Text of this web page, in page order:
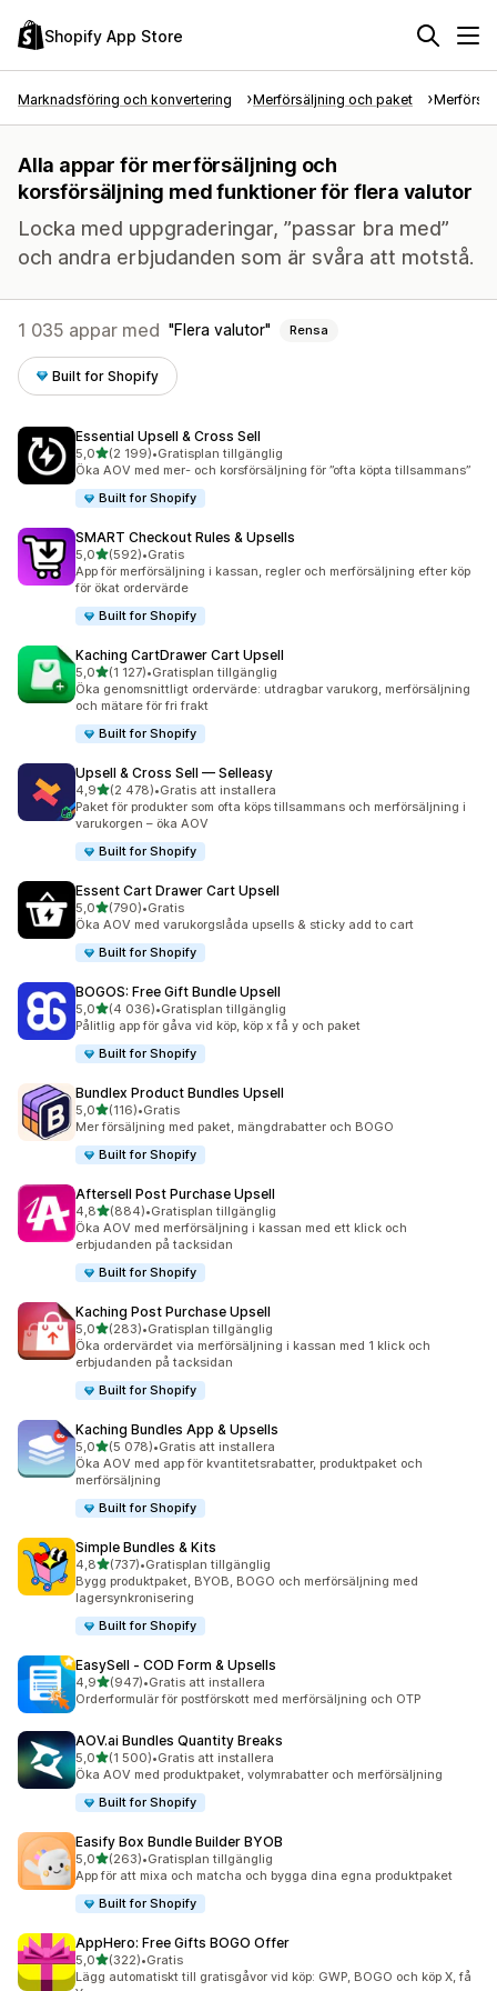
Shopify App Store
Marknadsföring och konvertering Merförsäljning och paket
Alla appar för merförsäljning och
korsförsäljning med funktioner för flera valutor
Locka med uppgraderingar, ”passar bra med”
och andra erbjudanden som är svåra att motstå.
1 035 appar med Flera valutor Rensa
Built for Shopify
Essential Upsell & Cross Sell
5,0av 5 stjärnor
(2 199)
2199 recensioner totalt
•Gratisplan tillgänglig
Öka AOV med mer- och korsförsäljning för ”ofta köpta tillsammans”
Built for Shopify
SMART Checkout Rules & Upsells
5,0av 5 stjärnor
(592)
592 recensioner totalt
•Gratis
App för merförsäljning i kassan, regler och merförsäljning efter köp
för ökat ordervärde
Built for Shopify
Kaching CartDrawer Cart Upsell
5,0av 5 stjärnor
(1 127)
1127 recensioner totalt
•Gratisplan tillgänglig
Öka genomsnittligt ordervärde: utdragbar varukorg, merförsäljning
och mätare för fri frakt
Built for Shopify
Upsell & Cross Sell — Selleasy
4,9av 5 stjärnor
(2 478)
2478 recensioner totalt
•Gratis att installera
Paket för produkter som ofta köps tillsammans och merförsäljning i
varukorgen – öka AOV
Built for Shopify
Essent Cart Drawer Cart Upsell
5,0av 5 stjärnor
(790)
790 recensioner totalt
•Gratis
Öka AOV med varukorgslåda upsells & sticky add to cart
Built for Shopify
BOGOS: Free Gift Bundle Upsell
5,0av 5 stjärnor
(4 036)
4036 recensioner totalt
•Gratisplan tillgänglig
Pålitlig app för gåva vid köp, köp x få y och paket
Built for Shopify
Bundlex Product Bundles Upsell
5,0av 5 stjärnor
(116)
116 recensioner totalt
•Gratis
Mer försäljning med paket, mängdrabatter och BOGO
Built for Shopify
Aftersell Post Purchase Upsell
4,8av 5 stjärnor
(884)
884 recensioner totalt
•Gratisplan tillgänglig
Öka AOV med merförsäljning i kassan med ett klick och
erbjudanden på tacksidan
Built for Shopify
Kaching Post Purchase Upsell
5,0av 5 stjärnor
(283)
283 recensioner totalt
•Gratisplan tillgänglig
Öka ordervärdet via merförsäljning i kassan med 1 klick och
erbjudanden på tacksidan
Built for Shopify
Kaching Bundles App & Upsells
5,0av 5 stjärnor
(5 078)
5078 recensioner totalt
•Gratis att installera
Öka AOV med app för kvantitetsrabatter, produktpaket och
merförsäljning
Built for Shopify
Simple Bundles & Kits
4,8av 5 stjärnor
(737)
737 recensioner totalt
•Gratisplan tillgänglig
Bygg produktpaket, BYOB, BOGO och merförsäljning med
lagersynkronisering
Built for Shopify
EasySell ‑ COD Form & Upsells
4,9av 5 stjärnor
(947)
947 recensioner totalt
•Gratis att installera
Orderformulär för postförskott med merförsäljning och OTP
AOV.ai Bundles Quantity Breaks
5,0av 5 stjärnor
(1 500)
1500 recensioner totalt
•Gratis att installera
Öka AOV med produktpaket, volymrabatter och merförsäljning
Built for Shopify
Easify Box Bundle Builder BYOB
5,0av 5 stjärnor
(263)
263 recensioner totalt
•Gratisplan tillgänglig
App för att mixa och matcha och bygga dina egna produktpaket
Built for Shopify
AppHero: Free Gifts BOGO Offer
5,0av 5 stjärnor
(322)
322 recensioner totalt
•Gratis
Lägg automatiskt till gratisgåvor vid köp: GWP, BOGO och köp X, få